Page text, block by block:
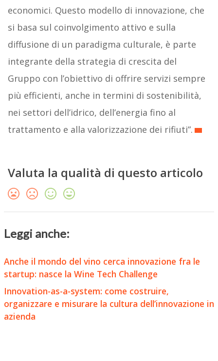
economici. Questo modello di innovazione, che
si basa sul coinvolgimento attivo e sulla
diffusione di un paradigma culturale, è parte
integrante della strategia di crescita del
Gruppo con l’obiettivo di offrire servizi sempre
più efficienti, anche in termini di sostenibilità,
nei settori dell’idrico, dell’energia fino al
trattamento e alla valorizzazione dei rifiuti”.
Valuta la qualità di questo articolo
Leggi anche:
Anche il mondo del vino cerca innovazione fra le
startup: nasce la Wine Tech Challenge
Innovation-as-a-system: come costruire,
organizzare e misurare la cultura dell’innovazione in
azienda